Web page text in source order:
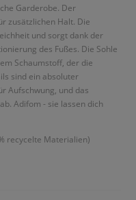
Garderobe. Der
zusätzlichen Halt. Die
und sorgt dank der
des Fußes. Die Sohle
Schaumstoff, der die
sind ein absoluter
Aufschwung, und das
Adifom - sie lassen dich
recycelte Materialien)